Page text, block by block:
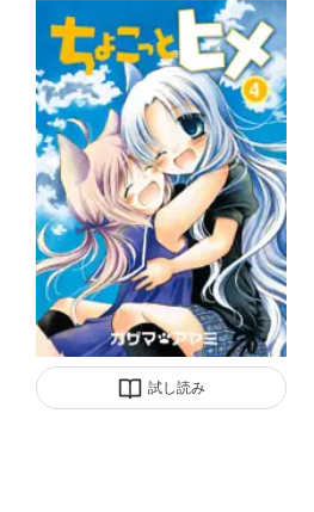
試し読み